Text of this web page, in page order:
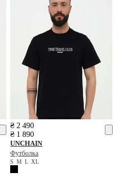
₴ 2 490
₴ 1 890
UNCHAIN
Футболка
SMLXL